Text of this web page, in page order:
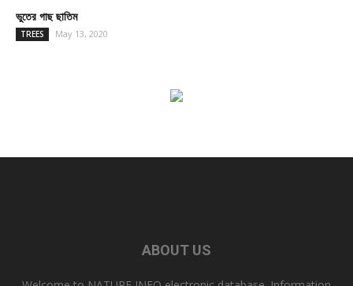
ভুতের গাছ ছাতিম
TREES May 13, 2020
ABOUT US